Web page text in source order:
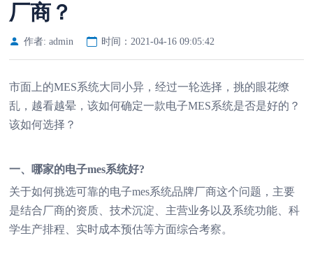
厂商？
作者: admin 时间：2021-04-16 09:05:42
市面上的MES系统大同小异，经过一轮选择，挑的眼花缭
乱，越看越晕，该如何确定一款电子MES系统是否是好的？
该如何选择？
一、哪家的电子mes系统好?
关于如何挑选可靠的电子mes系统品牌厂商这个问题，主要
是结合厂商的资质、技术沉淀、主营业务以及系统功能、科
学生产排程、实时成本预估等方面综合考察。